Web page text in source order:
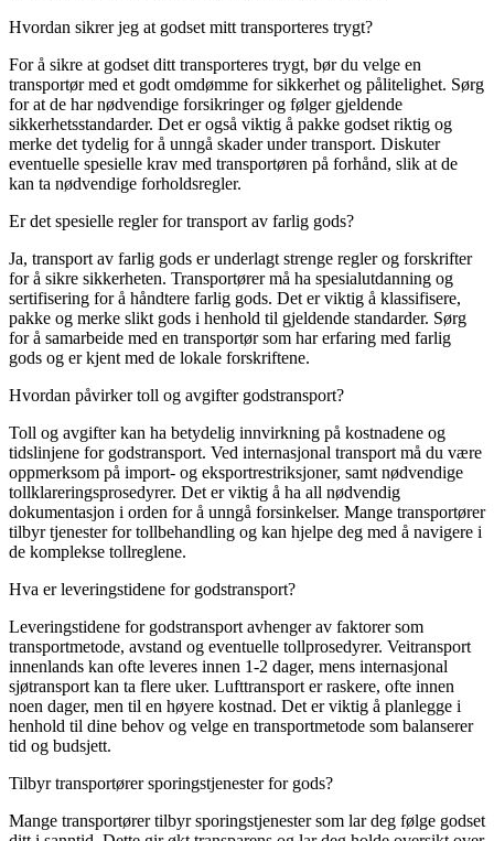
Hvordan sikrer jeg at godset mitt transporteres trygt?
For å sikre at godset ditt transporteres trygt, bør du velge en
transportør med et godt omdømme for sikkerhet og pålitelighet. Sørg
for at de har nødvendige forsikringer og følger gjeldende
sikkerhetsstandarder. Det er også viktig å pakke godset riktig og
merke det tydelig for å unngå skader under transport. Diskuter
eventuelle spesielle krav med transportøren på forhånd, slik at de
kan ta nødvendige forholdsregler.
Er det spesielle regler for transport av farlig gods?
Ja, transport av farlig gods er underlagt strenge regler og forskrifter
for å sikre sikkerheten. Transportører må ha spesialutdanning og
sertifisering for å håndtere farlig gods. Det er viktig å klassifisere,
pakke og merke slikt gods i henhold til gjeldende standarder. Sørg
for å samarbeide med en transportør som har erfaring med farlig
gods og er kjent med de lokale forskriftene.
Hvordan påvirker toll og avgifter godstransport?
Toll og avgifter kan ha betydelig innvirkning på kostnadene og
tidslinjene for godstransport. Ved internasjonal transport må du være
oppmerksom på import- og eksportrestriksjoner, samt nødvendige
tollklareringsprosedyrer. Det er viktig å ha all nødvendig
dokumentasjon i orden for å unngå forsinkelser. Mange transportører
tilbyr tjenester for tollbehandling og kan hjelpe deg med å navigere i
de komplekse tollreglene.
Hva er leveringstidene for godstransport?
Leveringstidene for godstransport avhenger av faktorer som
transportmetode, avstand og eventuelle tollprosedyrer. Veitransport
innenlands kan ofte leveres innen 1-2 dager, mens internasjonal
sjøtransport kan ta flere uker. Lufttransport er raskere, ofte innen
noen dager, men til en høyere kostnad. Det er viktig å planlegge i
henhold til dine behov og velge en transportmetode som balanserer
tid og budsjett.
Tilbyr transportører sporingstjenester for gods?
Mange transportører tilbyr sporingstjenester som lar deg følge godset